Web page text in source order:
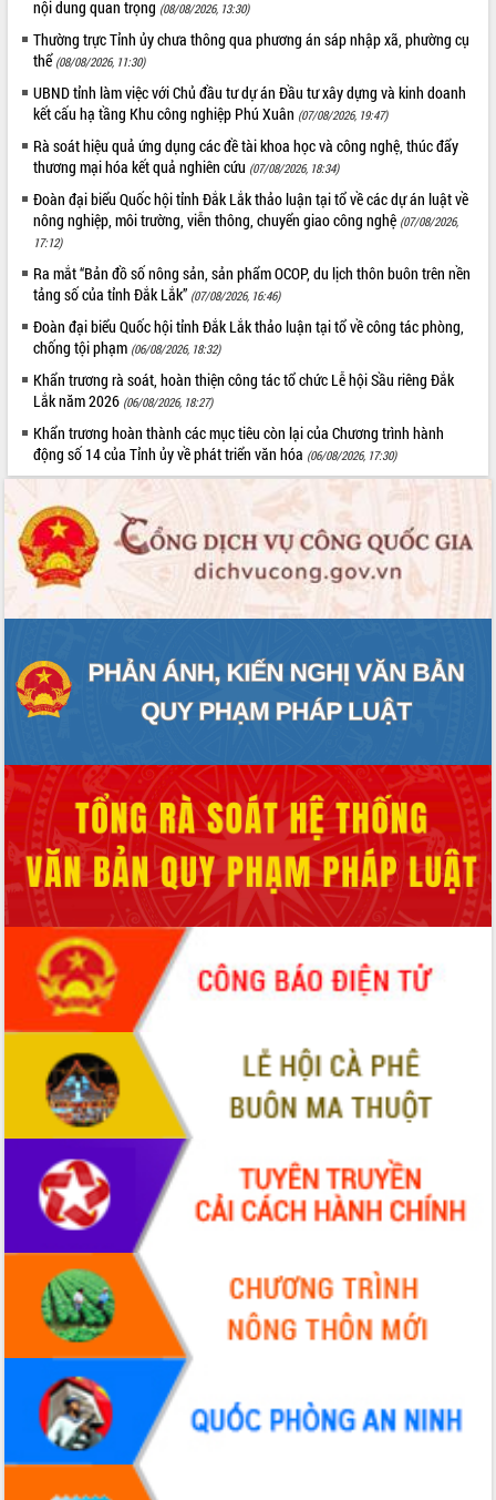
Ngày hội bầu cử đại biểu Quốc hội
khóa XVI và HĐND các cấp nhiệm kỳ
2026-2031
Đảm bảo cuộc bầu cử đại biểu Quốc
hội và đại biểu HĐND các cấp diễn ra
an toàn, hiệu quả, đúng quy định
Thủ tướng Chính phủ Phạm Minh Chính
kiểm tra, chỉ đạo hoàn thành các dự
án cao tốc và thăm khu tái định cư tại
Đắk Lắk
Sôi nổi Hội đua ngựa truyền thống Gò
Thì Thùng mừng Xuân Bính Ngọ 2026
Lãnh đạo tỉnh dâng hương tưởng niệm
tại Đập Đồng Cam đầu Xuân Bính Ngọ
Ngành nông nghiệp phấn đấu tăng
trưởng đạt 5,86% trong năm 2026
UBND tỉnh Đắk Lắk triển khai công tác
quốc phòng, quân sự địa phương năm
2026
Đắk Lắk tập trung toàn lực khắc phục
Đoàn thanh tra EC
Chủ tịch UBND tỉnh Tạ Anh Tuấn thăm,
chúc mừng các bệnh viện nhân Ngày
Thầy thuốc Việt Nam
Rộn ràng lễ hội truyền thống Sông
Kỳ họp Chuyên đề lần thứ Năm, HĐND
tỉnh Đắk Lắk thông qua các nghị quyết
quan trọng
biểu HĐND tỉnh Đắk Lắk, nhiệm kỳ
2026-2031
Phát động hai phong trào thi đua quan
trọng trong kỷ nguyên mới
Hội nghị lần thứ tư Ban Chỉ đạo công
tác bầu cử tỉnh Đắk Lắk
Hội nghị Báo cáo viên Trung ương
tháng 01/2026
Phó Thủ tướng Hồ Quốc Dũng đánh giá
cao kết quả Chiến dịch Quang Trung
Hội nghị Ban Chấp hành Đảng bộ tỉnh
Đắk Lắk lần thứ 2 (mở rộng)
Tập trung giải phóng mặt bằng, đẩy
nhanh tiến độ Tuyến đường bộ ven
Gỡ khó, khởi công xây dựng, sửa chữa
toàn bộ nhà ở cho hộ dân đúng tiến độ
đề ra
UBND tỉnh Đắk Lắk tổng kết công tác
quốc phòng, quân sự địa phương năm
2025
Tập trung triển khai quyết liệt, đồng bộ
các giải pháp nhằm thực hiện hiệu quả
các nhiệm vụ đề ra năm 2025
Phát huy vai trò của người có uy tín
trong phòng chống tảo hôn và hôn
nhân cận huyết thống
Nông sản Tây Nguyên thu hút doanh
nội dung quan trọng (08/08/2026, 13:30)
Thường trực Tỉnh ủy chưa thông qua phương án sáp nhập xã, phường cụ
thể (08/08/2026, 11:30)
UBND tỉnh làm việc với Chủ đầu tư dự án Đầu tư xây dựng và kinh doanh
kết cấu hạ tầng Khu công nghiệp Phú Xuân (07/08/2026, 19:47)
Rà soát hiệu quả ứng dụng các đề tài khoa học và công nghệ, thúc đẩy
thương mại hóa kết quả nghiên cứu (07/08/2026, 18:34)
Đoàn đại biểu Quốc hội tỉnh Đắk Lắk thảo luận tại tổ về các dự án luật về
nông nghiệp, môi trường, viễn thông, chuyển giao công nghệ (07/08/2026,
17:12)
Ra mắt “Bản đồ số nông sản, sản phẩm OCOP, du lịch thôn buôn trên nền
tảng số của tỉnh Đắk Lắk” (07/08/2026, 16:46)
Đoàn đại biểu Quốc hội tỉnh Đắk Lắk thảo luận tại tổ về công tác phòng,
chống tội phạm (06/08/2026, 18:32)
Khẩn trương rà soát, hoàn thiện công tác tổ chức Lễ hội Sầu riêng Đắk
Lắk năm 2026 (06/08/2026, 18:27)
Khẩn trương hoàn thành các mục tiêu còn lại của Chương trình hành
động số 14 của Tỉnh ủy về phát triển văn hóa (06/08/2026, 17:30)